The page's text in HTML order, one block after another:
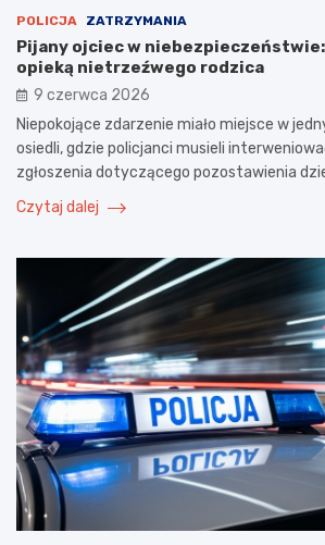
POLICJA ZATRZYMANIA
Pijany ojciec w
opieką nietrzeźwego rodzica
9 czerwca 2026
Niepokojące zdarzenie miało miejsce w
osiedli, gdzie policjanci musieli
zgłoszenia dotyczącego pozostawienia
Czytaj dalej